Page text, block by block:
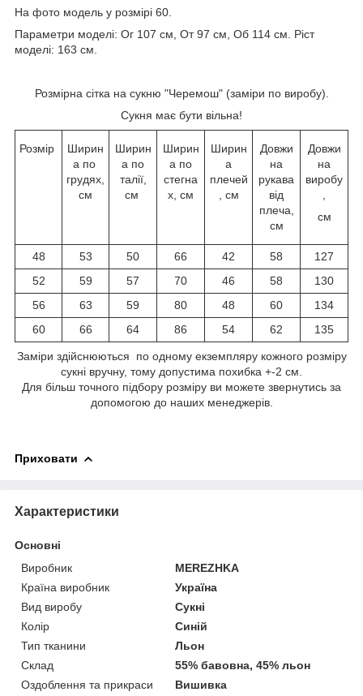
На фото модель у розмірі 60.
Параметри моделі: Ог 107 см, От 97 см, Об 114 см. Ріст
моделі: 163 см.
Розмірна сітка на сукню "Черемош" (заміри по виробу).
Сукня має бути вільна!
Розмір
Ширин
а по
грудях,
см
Ширин
а по
талії,
см
Ширин
а по
стегна
х, см
Ширин
а
плечей
, см
Довжи
на
рукава
від
плеча,
см
Довжи
на
виробу
см
48 53 50 66 42 58
127
52
59 57 70 46 58
130
56
63 59 80 48 60
134
60
66 64 86 54 62 135
Заміри здійснюються по одному екземпляру кожного розміру
сукні вручну, тому допустима похибка +-2 см.
Для більш точного підбору розміру ви можете звернутись за
допомогою до наших менеджерів.
Приховати
Характеристики
Основні
Виробник
MEREZHKA
Країна виробник
Україна
Вид виробу
Сукні
Колір
Синій
Тип тканини
Льон
Склад
55% бавовна, 45% льон
Оздоблення та прикраси
Вишивка